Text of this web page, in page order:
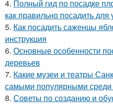
4. Полный гид по посадке
как правильно посадить
5. Как посадить саженцы
инструкция
6. Основные особенности
деревьев
7. Какие музеи и театры
самыми популярными среди
8. Советы по созданию и